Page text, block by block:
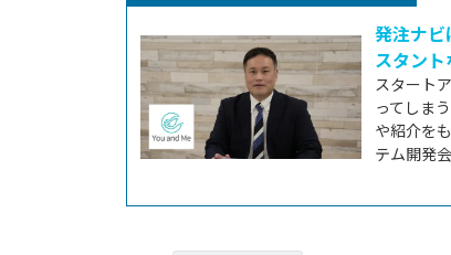
発注ナ
スタン
スタート
ってしま
や紹介を
テム開発